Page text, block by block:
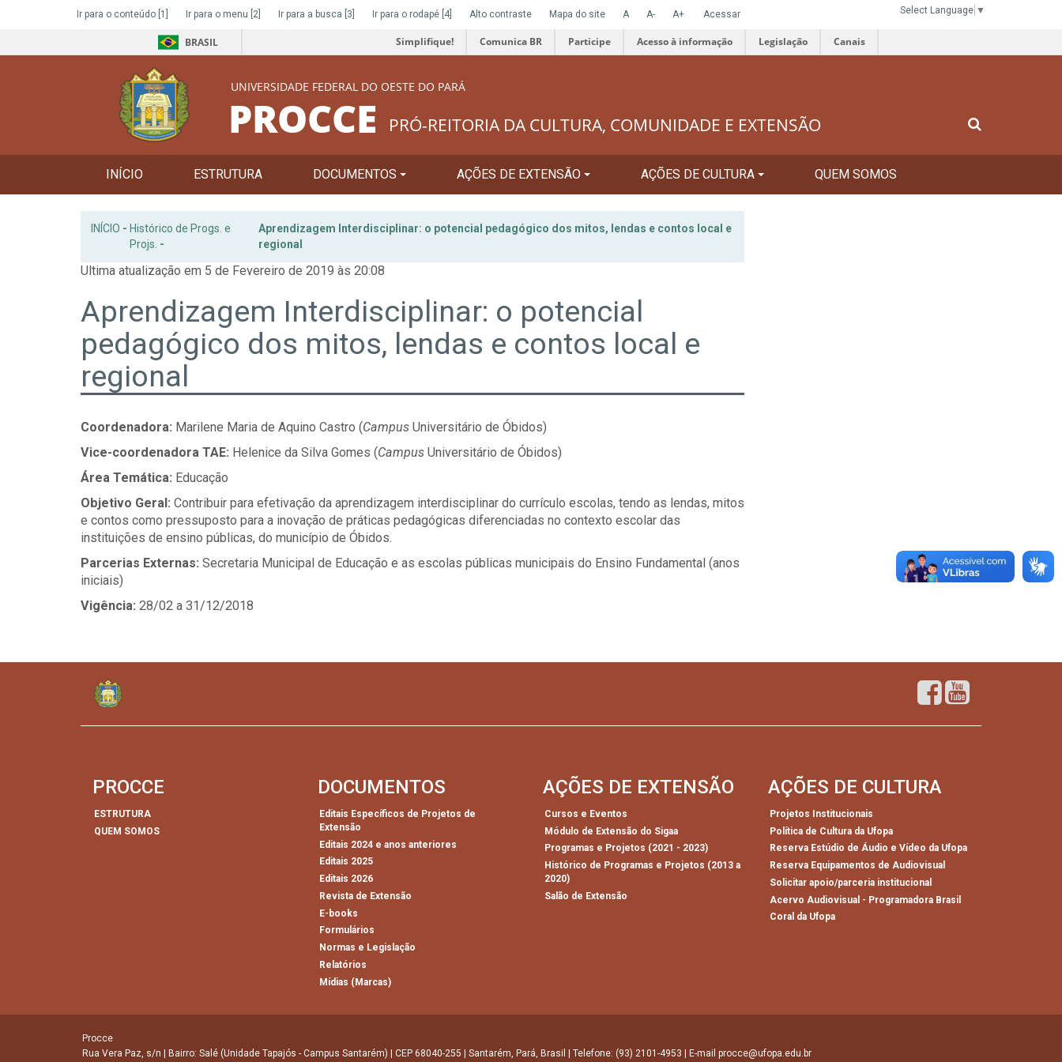
Ir para o conteúdo [1] Ir para o menu [2] Ir para a busca [3] Ir para o rodapé [4] Alto contraste Mapa do site A A- A+ Acessar Select Language ▼
BRASIL Simplifique! Comunica BR Participe Acesso à informação Legislação Canais
UNIVERSIDADE FEDERAL DO OESTE DO PARÁ
PROCCE PRÓ-REITORIA DA CULTURA, COMUNIDADE E EXTENSÃO
INÍCIO ESTRUTURA DOCUMENTOS AÇÕES DE EXTENSÃO AÇÕES DE CULTURA QUEM SOMOS
INÍCIO - Histórico de Progs. e
Projs. -
Aprendizagem Interdisciplinar: o potencial pedagógico dos mitos, lendas e contos local e
regional
Ultima atualização em 5 de Fevereiro de 2019 às 20:08
Aprendizagem Interdisciplinar: o potencial
pedagógico dos mitos, lendas e contos local e
regional
Coordenadora: Marilene Maria de Aquino Castro (Campus Universitário de Óbidos)
Vice-coordenadora TAE: Helenice da Silva Gomes (Campus Universitário de Óbidos)
Área Temática: Educação
Objetivo Geral: Contribuir para efetivação da aprendizagem interdisciplinar do currículo escolas, tendo as lendas, mitos
e contos como pressuposto para a inovação de práticas pedagógicas diferenciadas no contexto escolar das
instituições de ensino públicas, do município de Óbidos.
Parcerias Externas: Secretaria Municipal de Educação e as escolas públicas municipais do Ensino Fundamental (anos
iniciais)
Vigência: 28/02 a 31/12/2018
PROCCE
ESTRUTURA
QUEM SOMOS
DOCUMENTOS
Editais Específicos de Projetos de
Extensão
Editais 2024 e anos anteriores
Editais 2025
Editais 2026
Revista de Extensão
E-books
Formulários
Normas e Legislação
Relatórios
Mídias (Marcas)
AÇÕES DE EXTENSÃO
Cursos e Eventos
Módulo de Extensão do Sigaa
Programas e Projetos (2021 - 2023)
Histórico de Programas e Projetos (2013 a
2020)
Salão de Extensão
AÇÕES DE CULTURA
Projetos Institucionais
Política de Cultura da Ufopa
Reserva Estúdio de Áudio e Vídeo da Ufopa
Reserva Equipamentos de Audiovisual
Solicitar apoio/parceria institucional
Acervo Audiovisual - Programadora Brasil
Coral da Ufopa
Procce
Rua Vera Paz, s/n | Bairro: Salé (Unidade Tapajós - Campus Santarém) | CEP 68040-255 | Santarém, Pará, Brasil | Telefone: (93) 2101-4953 | E-mail procce@ufopa.edu.br